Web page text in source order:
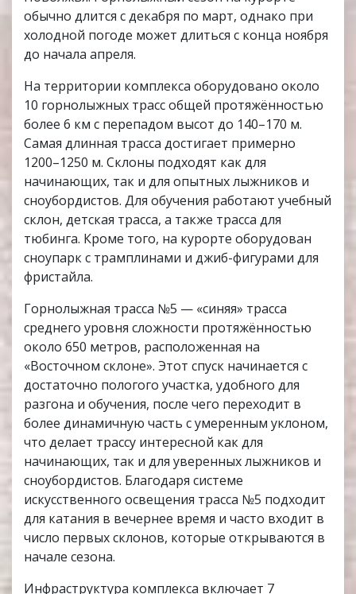
обычно длится с декабря по март, однако при
холодной погоде может длиться с конца ноября
до начала апреля.
На территории комплекса оборудовано около
10 горнолыжных трасс общей протяжённостью
более 6 км с перепадом высот до 140–170 м.
Самая длинная трасса достигает примерно
1200–1250 м. Склоны подходят как для
начинающих, так и для опытных лыжников и
сноубордистов. Для обучения работают учебный
склон, детская трасса, а также трасса для
тюбинга. Кроме того, на курорте оборудован
сноупарк с трамплинами и джиб-фигурами для
фристайла.
Горнолыжная трасса №5 — «синяя» трасса
среднего уровня сложности протяжённостью
около 650 метров, расположенная на
«Восточном склоне». Этот спуск начинается с
достаточно пологого участка, удобного для
разгона и обучения, после чего переходит в
более динамичную часть с умеренным уклоном,
что делает трассу интересной как для
начинающих, так и для уверенных лыжников и
сноубордистов. Благодаря системе
искусственного освещения трасса №5 подходит
для катания в вечернее время и часто входит в
число первых склонов, которые открываются в
начале сезона.
Инфраструктура комплекса включает 7